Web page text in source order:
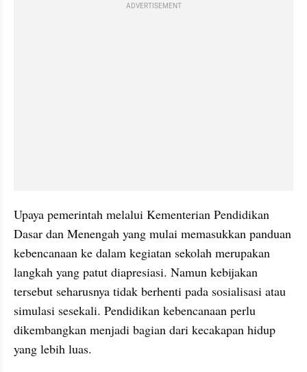
ADVERTISEMENT
Upaya pemerintah melalui Kementerian Pendidikan
Dasar dan Menengah yang mulai memasukkan panduan
kebencanaan ke dalam kegiatan sekolah merupakan
langkah yang patut diapresiasi. Namun kebijakan
tersebut seharusnya tidak berhenti pada sosialisasi atau
simulasi sesekali. Pendidikan kebencanaan perlu
dikembangkan menjadi bagian dari kecakapan hidup
yang lebih luas.